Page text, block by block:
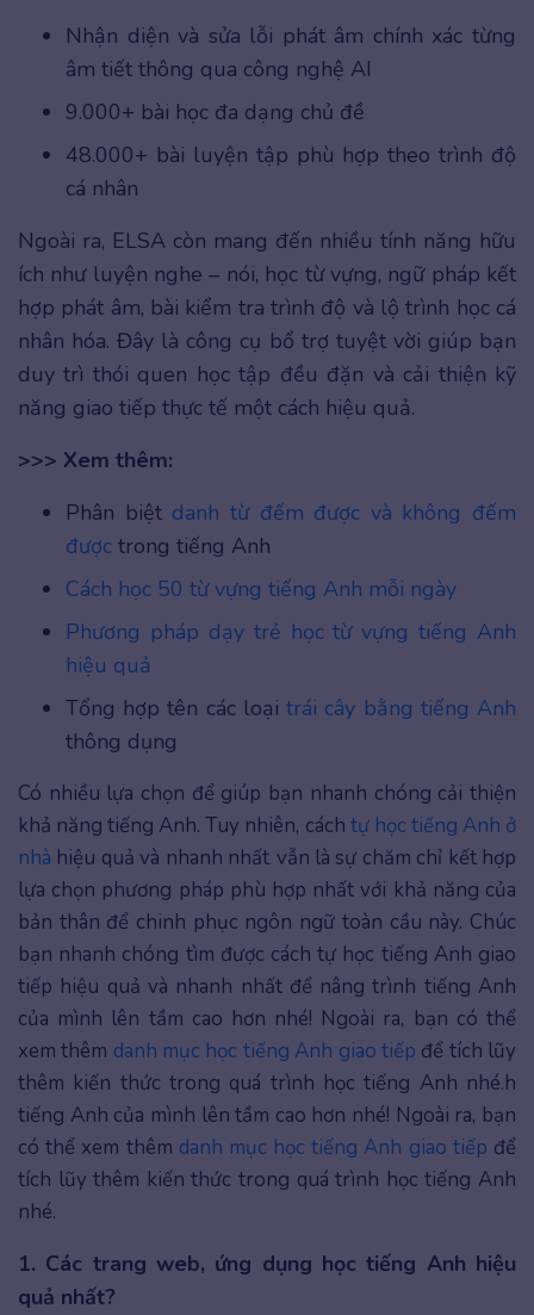
Nhận diện và sửa lỗi phát âm chính xác từng
âm tiết thông qua công nghệ AI
9.000+ bài học đa dạng chủ đề
48.000+ bài luyện tập phù hợp theo trình độ
cá nhân
Ngoài ra, ELSA còn mang đến nhiều tính năng hữu
ích như luyện nghe – nói, học từ vựng, ngữ pháp kết
hợp phát âm, bài kiểm tra trình độ và lộ trình học cá
nhân hóa. Đây là công cụ bổ trợ tuyệt vời giúp bạn
duy trì thói quen học tập đều đặn và cải thiện kỹ
năng giao tiếp thực tế một cách hiệu quả.
>>> Xem thêm:
Phân biệtdanh từ đếm được và không đếm
được trong tiếng Anh
Cách học 50 từ vựng tiếng Anh mỗi ngày
Phương pháp dạy trẻ học từ vựng tiếng Anh
hiệu quả
Tổng hợp tên các loại trái cây bằng tiếng Anh
thông dụng
Có nhiều lựa chọn để giúp bạn nhanh chóng cải thiện
khả năng tiếng Anh. Tuy nhiên, cách tự học tiếng Anh ở
nhà hiệu quả và nhanh nhất vẫn là sự chăm chỉ kết hợp
lựa chọn phương pháp phù hợp nhất với khả năng của
bản thân để chinh phục ngôn ngữ toàn cầu này. Chúc
bạn nhanh chóng tìm được cách tự học tiếng Anh giao
tiếp hiệu quả và nhanh nhất để nâng trình tiếng Anh
của mình lên tầm cao hơn nhé! Ngoài ra, bạn có thể
xem thêm danh mục học tiếng Anh giao tiếp để tích lũy
thêm kiến thức trong quá trình học tiếng Anh nhé.h
tiếng Anh của mình lên tầm cao hơn nhé! Ngoài ra, bạn
có thể xem thêm danh mục học tiếng Anh giao tiếp để
tích lũy thêm kiến thức trong quá trình học tiếng Anh
nhé.
1. Các trang web, ứng dụng học tiếng Anh hiệu
quả nhất?